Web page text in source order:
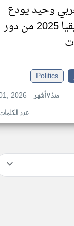
وحيد يودع
كأس إفريقيا 2025 من دور
Politics
2026
منذ ٧ أشهر
عدد الكلمات: